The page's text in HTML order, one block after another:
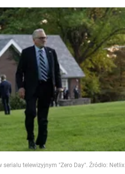
Ukrainie
serialu telewizyjnym "Zero Day". Źródło: Netlix